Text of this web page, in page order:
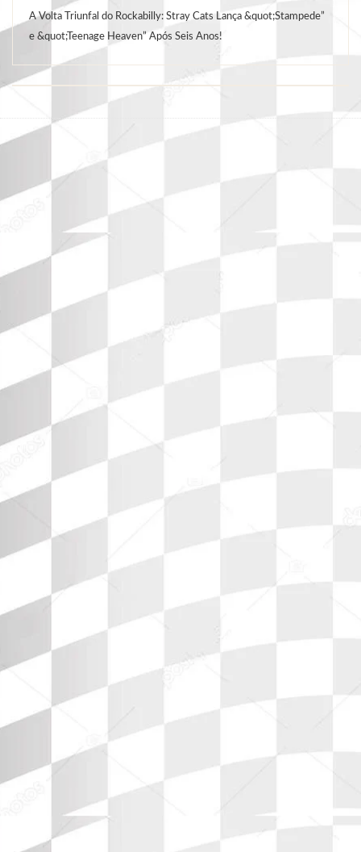
A Volta Triunfal do Rockabilly: Stray Cats Lança &quot;Stampede”
e &quot;Teenage Heaven” Após Seis Anos!